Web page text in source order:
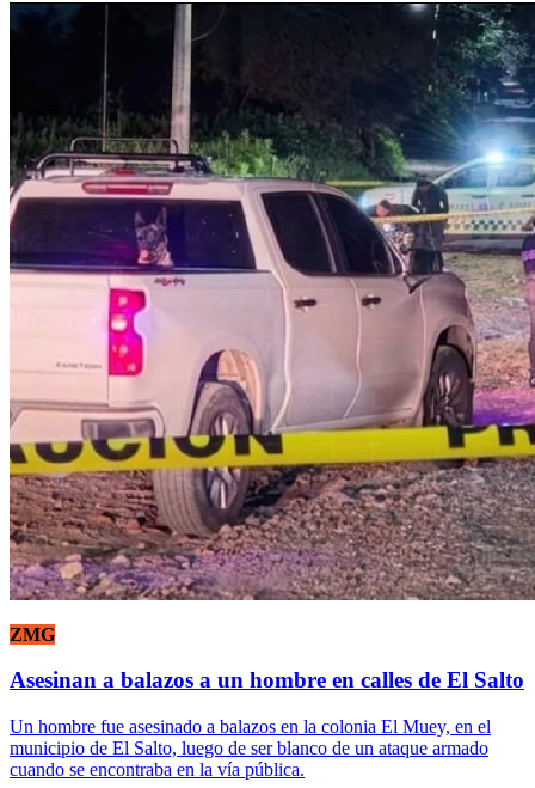
ZMG
Asesinan a balazos a un hombre en calles de El Salto
Un hombre fue asesinado a balazos en la colonia El Muey, en el
municipio de El Salto, luego de ser blanco de un ataque armado
cuando se encontraba en la vía pública.